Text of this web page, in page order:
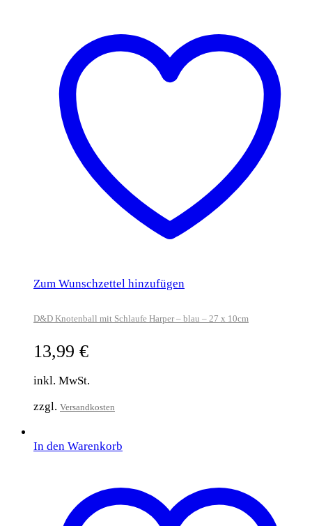
Zum Wunschzettel hinzufügen
D&D Knotenball mit Schlaufe Harper – blau – 27 x 10cm
13,99 €
inkl. MwSt.
zzgl. Versandkosten
In den Warenkorb